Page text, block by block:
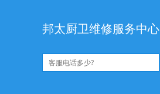
邦太厨卫维修服务中心